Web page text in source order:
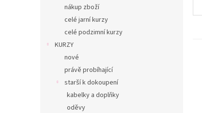
nákup zboží
celé jarní kurzy
celé podzimní kurzy
KURZY
nové
právě probíhající
starší k dokoupení
kabelky a doplňky
oděvy